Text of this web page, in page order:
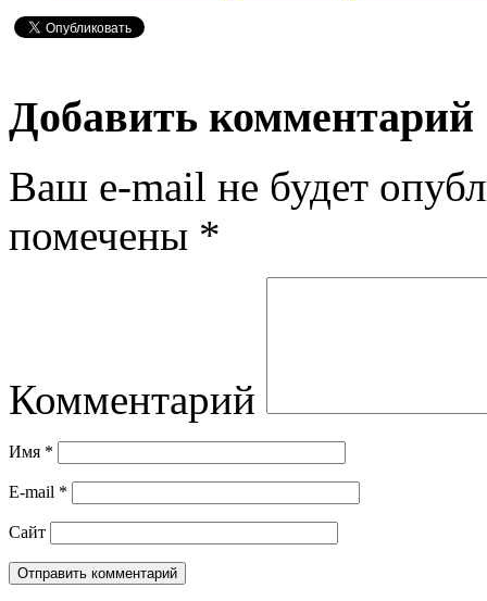
Добавить комментарий
Ваш e-mail не будет
помечены *
Комментарий
Имя *
E-mail *
Сайт